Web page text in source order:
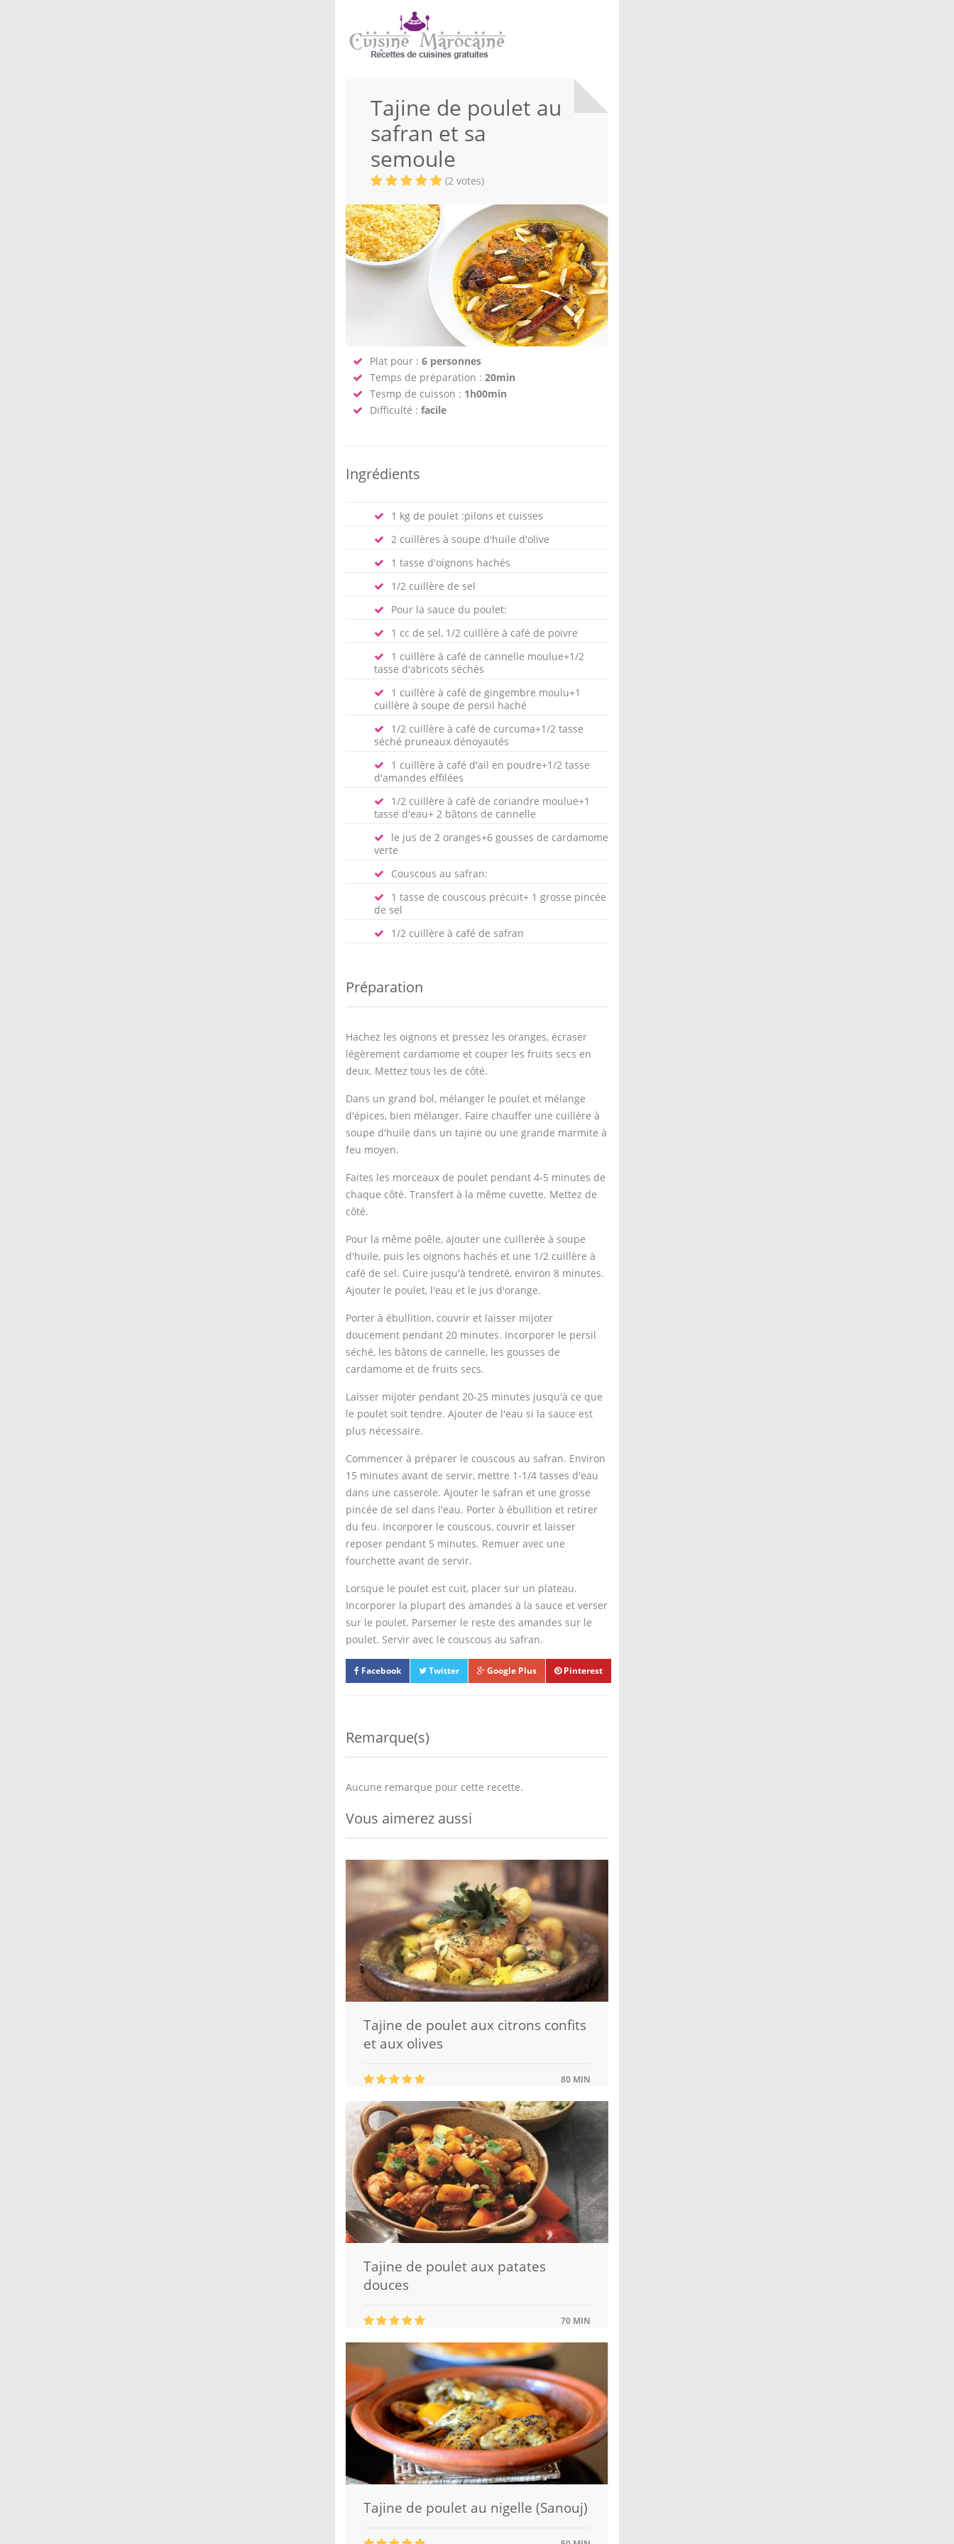
Tajine de poulet au
safran et sa
semoule
(2 votes)
Plat pour : 6 personnes
Temps de préparation : 20min
Tesmp de cuisson : 1h00min
Difficulté : facile
Ingrédients
1 kg de poulet :pilons et cuisses
2 cuillères à soupe d'huile d'olive
1 tasse d'oignons hachés
1/2 cuillère de sel
Pour la sauce du poulet:
1 cc de sel, 1/2 cuillère à café de poivre
1 cuillère à café de cannelle moulue+1/2
tasse d'abricots séchés
1 cuillère à café de gingembre moulu+1
cuillère à soupe de persil haché
1/2 cuillère à café de curcuma+1/2 tasse
séché pruneaux dénoyautés
1 cuillère à café d'ail en poudre+1/2 tasse
d'amandes effilées
1/2 cuillère à café de coriandre moulue+1
tasse d'eau+ 2 bâtons de cannelle
le jus de 2 oranges+6 gousses de cardamome
verte
Couscous au safran:
1 tasse de couscous précuit+ 1 grosse pincée
de sel
1/2 cuillère à café de safran
Préparation
Hachez les oignons et pressez les oranges, écraser
légèrement cardamome et couper les fruits secs en
deux. Mettez tous les de côté.
Dans un grand bol, mélanger le poulet et mélange
d'épices, bien mélanger. Faire chauffer une cuillère à
soupe d'huile dans un tajine ou une grande marmite à
feu moyen.
Faites les morceaux de poulet pendant 4-5 minutes de
chaque côté. Transfert à la même cuvette. Mettez de
côté.
Pour la même poêle, ajouter une cuillerée à soupe
d'huile, puis les oignons hachés et une 1/2 cuillère à
café de sel. Cuire jusqu'à tendreté, environ 8 minutes.
Ajouter le poulet, l'eau et le jus d'orange.
Porter à ébullition, couvrir et laisser mijoter
doucement pendant 20 minutes. Incorporer le persil
séché, les bâtons de cannelle, les gousses de
cardamome et de fruits secs.
Laisser mijoter pendant 20-25 minutes jusqu'à ce que
le poulet soit tendre. Ajouter de l'eau si la sauce est
plus nécessaire.
Commencer à préparer le couscous au safran. Environ
15 minutes avant de servir, mettre 1-1/4 tasses d'eau
dans une casserole. Ajouter le safran et une grosse
pincée de sel dans l'eau. Porter à ébullition et retirer
du feu. Incorporer le couscous, couvrir et laisser
reposer pendant 5 minutes. Remuer avec une
fourchette avant de servir.
Lorsque le poulet est cuit, placer sur un plateau.
Incorporer la plupart des amandes à la sauce et verser
sur le poulet. Parsemer le reste des amandes sur le
poulet. Servir avec le couscous au safran.
Facebook Twitter Google Plus Pinterest
Remarque(s)
Aucune remarque pour cette recette.
Vous aimerez aussi
Tajine de poulet aux citrons confits
et aux olives
80 MIN
Tajine de poulet aux patates
douces
70 MIN
Tajine de poulet au nigelle (Sanouj)